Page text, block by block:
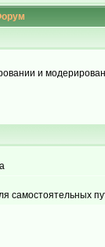
и
самостоятельных